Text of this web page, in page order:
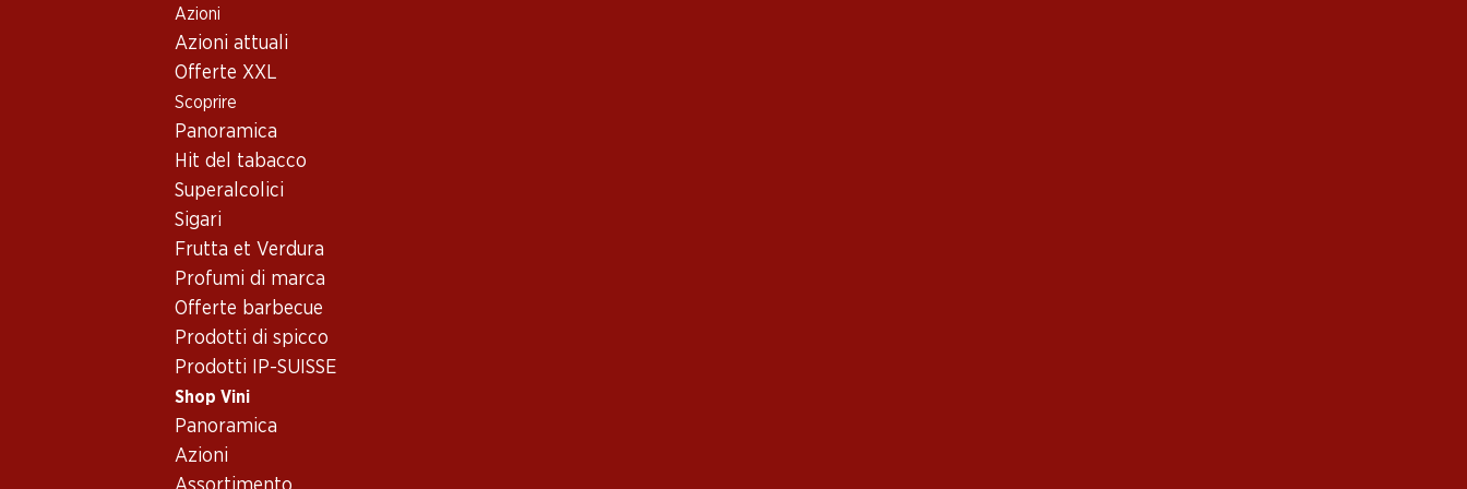
Azioni
Azioni attuali
Offerte XXL
Scoprire
Panoramica
Hit del tabacco
Superalcolici
Sigari
Frutta et Verdura
Profumi di marca
Offerte barbecue
Prodotti di spicco
Prodotti IP-SUISSE
Shop Vini
Panoramica
Azioni
Conoscenza dei vini